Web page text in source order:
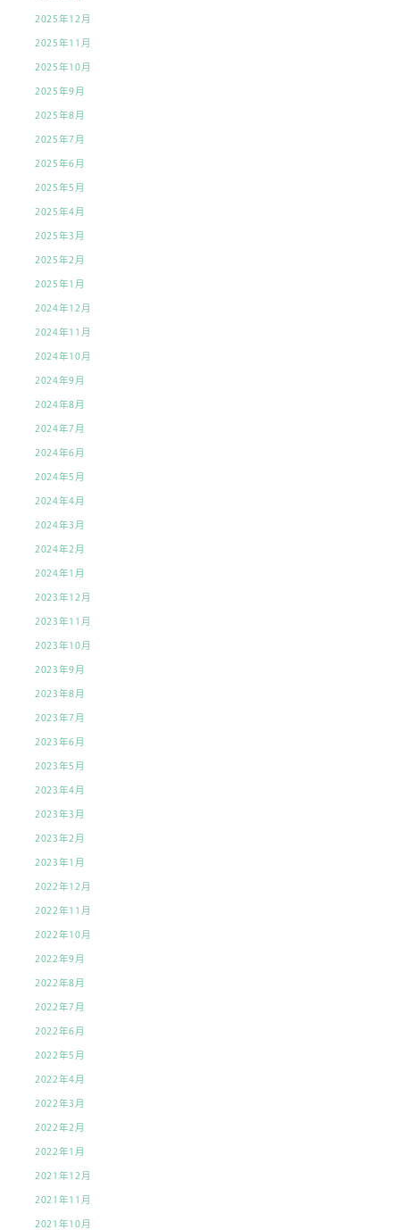
2025年12月
2025年11月
2025年10月
2025年9月
2025年8月
2025年7月
2025年6月
2025年5月
2025年4月
2025年3月
2025年2月
2025年1月
2024年12月
2024年11月
2024年10月
2024年9月
2024年8月
2024年7月
2024年6月
2024年5月
2024年4月
2024年3月
2024年2月
2024年1月
2023年12月
2023年11月
2023年10月
2023年9月
2023年8月
2023年7月
2023年6月
2023年5月
2023年4月
2023年3月
2023年2月
2023年1月
2022年12月
2022年11月
2022年10月
2022年9月
2022年8月
2022年7月
2022年6月
2022年5月
2022年4月
2022年3月
2022年2月
2022年1月
2021年12月
2021年11月
2021年10月